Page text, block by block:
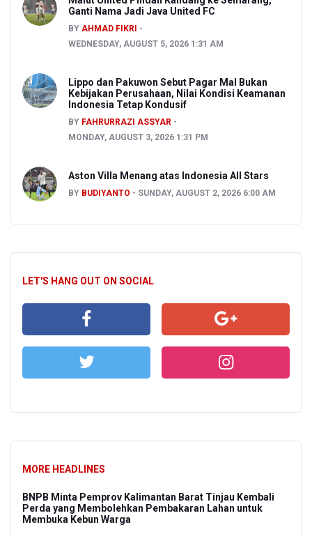
Ganti Nama Jadi Java United FC
BY AHMAD FIKRI
WEDNESDAY, AUGUST 5, 2026 1:31 AM
Lippo dan Pakuwon Sebut Pagar Mal Bukan
Kebijakan Perusahaan, Nilai Kondisi Keamanan
Indonesia Tetap Kondusif
BY FAHRURRAZI ASSYAR
MONDAY, AUGUST 3, 2026 1:31 PM
Aston Villa Menang atas Indonesia All Stars
BY BUDIYANTO SUNDAY, AUGUST 2, 2026 6:00 AM
LET'S HANG OUT ON SOCIAL
MORE HEADLINES
BNPB Minta Pemprov Kalimantan Barat Tinjau Kembali
Perda yang Membolehkan Pembakaran Lahan untuk
Membuka Kebun Warga